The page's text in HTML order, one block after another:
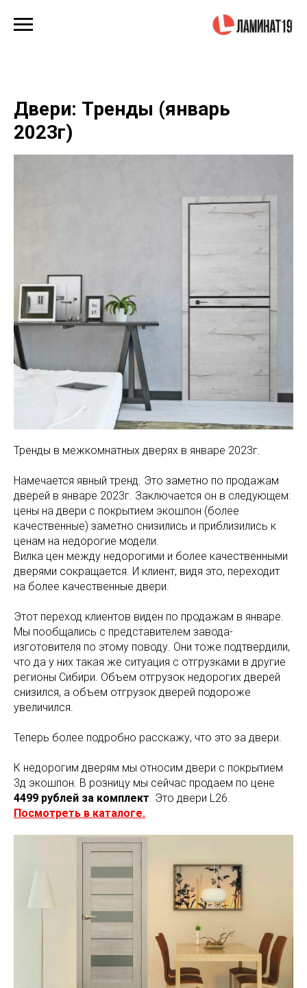
Двери: Тренды (январь
2023г)
Тренды в межкомнатных дверях в январе 2023г.
Намечается явный тренд. Это заметно по продажам
дверей в январе 2023г. Заключается он в следующем:
цены на двери с покрытием экошпон (более
качественные) заметно снизились и приблизились к
ценам на недорогие модели.
Вилка цен между недорогими и более качественными
дверями сокращается. И клиент, видя это, переходит
на более качественные двери.
Этот переход клиентов виден по продажам в январе.
Мы пообщались с представителем завода-
изготовителя по этому поводу. Они тоже подтвердили,
что да у них такая же ситуация с отгрузками в другие
регионы Сибири. Объем отгрузок недорогих дверей
снизился, а объем отгрузок дверей подороже
увеличился.
Теперь более подробно расскажу, что это за двери.
К недорогим дверям мы относим двери с покрытием
3д экошпон. В розницу мы сейчас продаем по цене
4499 рублей за комплект. Это двери L26.
Посмотреть в каталоге.